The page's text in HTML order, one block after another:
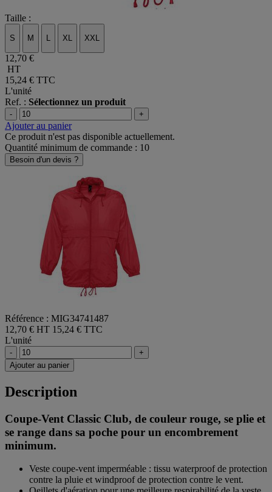
Taille :
S M L XL XXL
12,70 €
HT
15,24 € TTC
L'unité
Ref. : Sélectionnez un produit
- +
Ajouter au panier
Ce produit n'est pas disponible actuellement.
Quantité minimum de commande : 10
Besoin d'un devis ?
Référence : MIG34741487
12,70 € HT 15,24 € TTC
L'unité
-
+
Ajouter au panier
Description
Coupe-Vent Classic Club, de couleur rouge, se plie et
se range dans sa poche pour un encombrement
minimum.
Veste coupe-vent imperméable : tissu waterproof de protection
contre la pluie et windproof de protection contre le vent.